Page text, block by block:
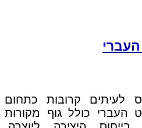
לעיתים קרובות כתחום
העברי כולל גוף מקורות